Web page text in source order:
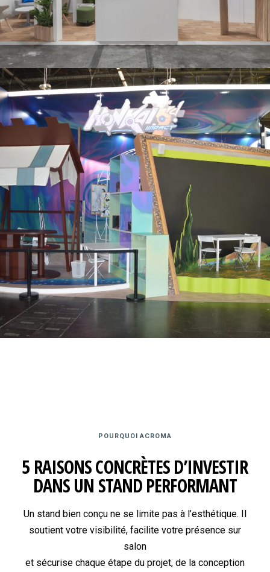
POURQUOI ACROMA
5 RAISONS CONCRÈTES D’INVESTIR
DANS UN STAND PERFORMANT
Un stand bien conçu ne se limite pas à l’esthétique. Il
soutient votre visibilité, facilite votre présence sur
salon
et sécurise chaque étape du projet, de la conception